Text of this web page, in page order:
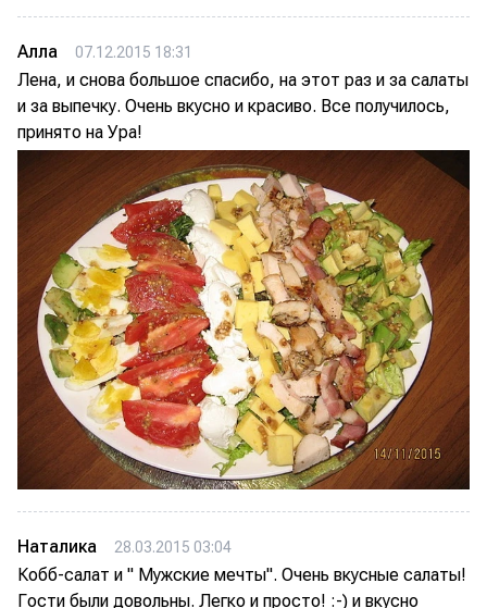
Алла 07.12.2015 18:31
Лена, и снова большое спасибо, на этот раз и за салаты
и за выпечку. Очень вкусно и красиво. Все получилось,
принято на Ура!
Наталика 28.03.2015 03:04
Кобб-салат и " Мужские мечты". Очень вкусные салаты!
Гости были довольны. Легко и просто! :-) и вкусно